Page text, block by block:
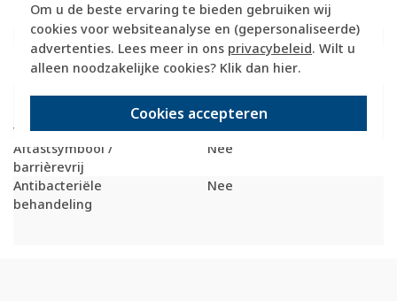
Om u de beste ervaring te bieden gebruiken wij
cookies voor websiteanalyse en (gepersonaliseerde)
advertenties. Lees meer in ons privacybeleid. Wilt u
alleen noodzakelijke cookies? Klik dan hier.
Cookies accepteren
lens/symbool
Uitvoering oppervlakte
Mat
Geschikt voor
beschermingsgraad (IP)
IP20
Geschikt voor
toetsaansluiting
Nee
Aftastsymbool /
barrièrevrij
Nee
Antibacteriële
behandeling
Nee